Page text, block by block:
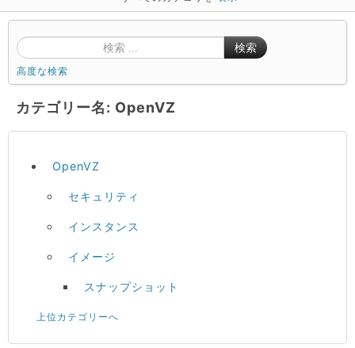
検索
高度な検索
カテゴリー名: OpenVZ
OpenVZ
セキュリティ
インスタンス
イメージ
スナップショット
上位カテゴリーへ